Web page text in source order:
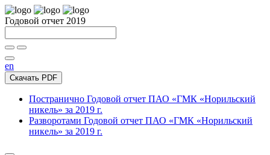
Годовой отчет 2019
en
Скачать PDF
Постранично Годовой отчет ПАО «ГМК «Норильский
никель» за 2019 г.
Разворотами Годовой отчет ПАО «ГМК «Норильский
никель» за 2019 г.